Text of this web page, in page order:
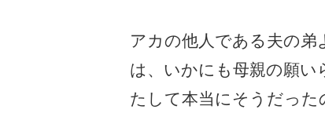
アカの他人である夫の
は、いかにも母親の願
たして本当にそうだった